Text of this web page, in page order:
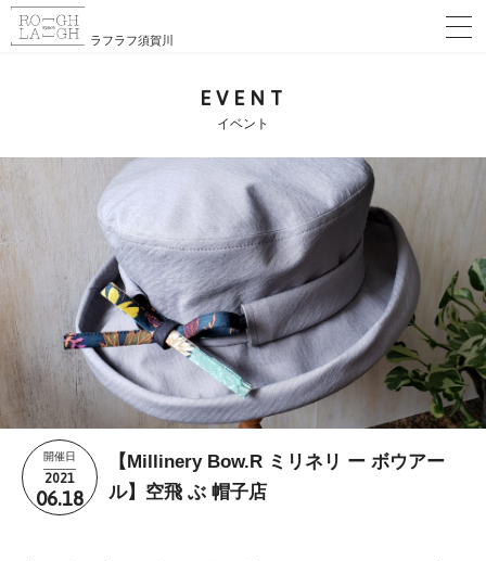
ラフラフ須賀川
EVENT
イベント
開催日
2021
06.18
【Millinery Bow.R ミリネリ ー ボウアー
ル】空飛 ぶ 帽子店